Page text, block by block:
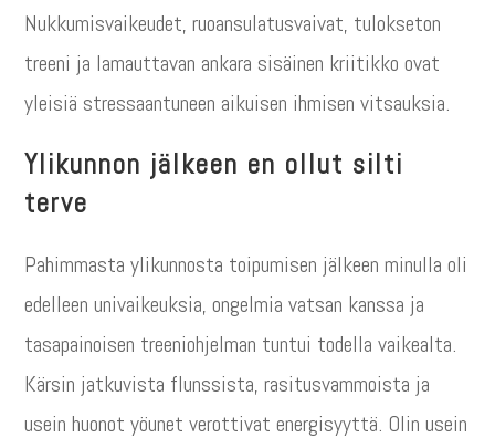
Nukkumisvaikeudet, ruoansulatusvaivat, tulokseton
treeni ja lamauttavan ankara sisäinen kriitikko ovat
yleisiä stressaantuneen aikuisen ihmisen vitsauksia.
Ylikunnon jälkeen en ollut silti
terve
Pahimmasta ylikunnosta toipumisen jälkeen minulla oli
edelleen univaikeuksia, ongelmia vatsan kanssa ja
tasapainoisen treeniohjelman tuntui todella vaikealta.
Kärsin jatkuvista flunssista, rasitusvammoista ja
usein huonot yöunet verottivat energisyyttä. Olin usein